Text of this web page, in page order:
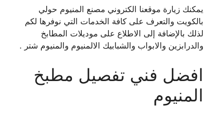
يمكنك زيارة موقعنا الكتروني مصنع المنيوم حولي
بالكويت والتعرف على كافة الخدمات التي نوفرها لكم
لذلك بالإضافة إلى الاطلاع على موديلات المطابخ
والدرابزين والابواب والشبابيك الالمنيوم والمنيوم شتر .
افضل فني تفصيل مطبخ
المنيوم